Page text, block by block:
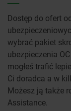
Dostęp do ofert
wybrać pakiet
ubezpieczenia
mogłeś trafić
Ci doradca a w
Możesz ją także
Assistance.